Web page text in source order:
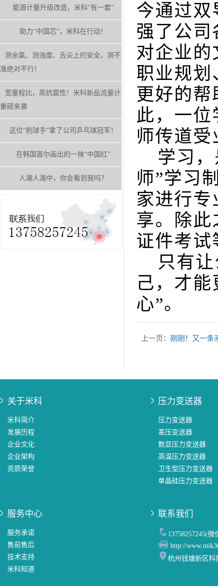
能源计量升级改造，米科“有一套”
助力“中国芯”，米科在行动！
测余氯、测浊度、舌尖上的安全，测不
准绝对不行！
宽量程比，高抗震性！米科新品流量计
重磅来袭
这位“削球手”拿了公司乒乓球冠军！
在韩国首尔画出的一抹“中国红”
人潮人海中，你会看到我吗？
今通过双
强了公司
对企业
职业规划
更好的
此，一
师传道
学习，
师”学习
家进行
享。除
证件考试
只有让
己，才
心”。
上一页： 刚刚！又一条
关于米科
米科简介
发展历程
企业文化
企业架构
资质荣誉
压力变送器
压力变送器
差压变送器
数显压力变送器
高温压力变送器
卫生型压力变送器
单晶硅压力变送器
服务中心
服务承诺
售前售后
技术支持
米科知道
联系我们
13758257245(微
http://
杭州钱塘新区科